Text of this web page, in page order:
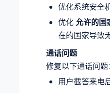
优化系统安全
优化允许的国
在的国家导致
通话问题
修复以下通话问题：
用户截答来电